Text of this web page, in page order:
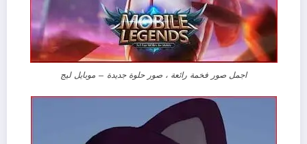
اجمل صور فخمة رائعة ، صور حلوة جديدة – موبايل ليج